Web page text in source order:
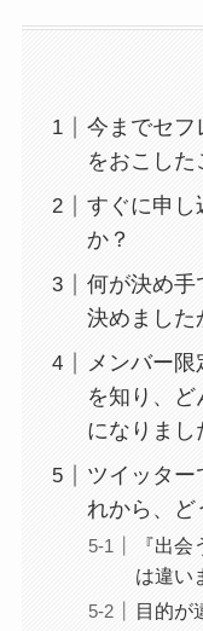
今までセフ
をおこした
すぐに申し
か？
何が決め手
決めました
メンバー
を知り、
になりまし
ツイッター
れから、ど
『出
は違い
目的が